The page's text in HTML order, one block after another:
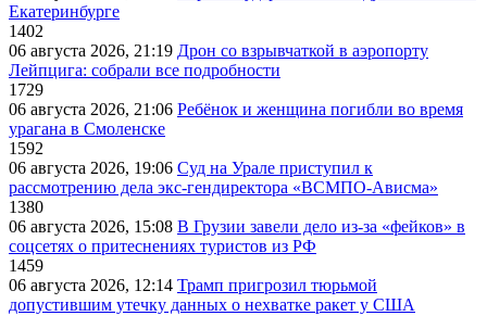
Екатеринбурге
1402
06 августа 2026, 21:19 Дрон со взрывчаткой в аэропорту
Лейпцига: собрали все подробности
1729
06 августа 2026, 21:06 Ребёнок и женщина погибли во время
урагана в Смоленске
1592
06 августа 2026, 19:06 Суд на Урале приступил к
рассмотрению дела экс-гендиректора «ВСМПО-Ависма»
1380
06 августа 2026, 15:08 В Грузии завели дело из-за «фейков» в
соцсетях о притеснениях туристов из РФ
1459
06 августа 2026, 12:14 Трамп пригрозил тюрьмой
допустившим утечку данных о нехватке ракет у США